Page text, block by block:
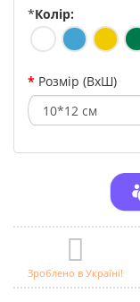
*Колір:
Розмір (ВхШ)
Зроблено в Україні!